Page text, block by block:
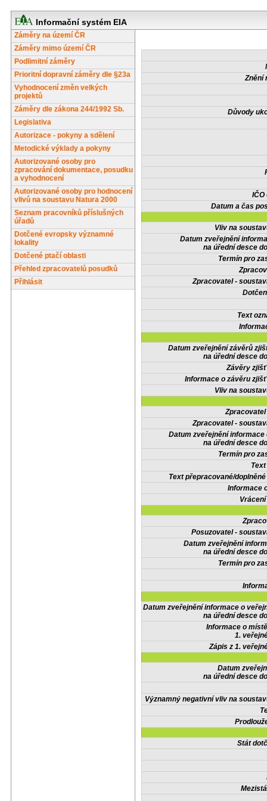
Informační systém EIA
Záměry na území ČR
Záměry mimo území ČR
Podlimitní záměry
Prioritní dopravní záměry dle §23a
Vyhodnocení změn velkých
projektů
Záměry dle zákona 244/1992 Sb.
Legislativa
Autorizace - pokyny a sdělení
Metodické výklady a pokyny
Autorizované osoby pro
zpracování dokumentace, posudku
a vyhodnocení
Autorizované osoby pro hodnocení
vlivů na soustavu Natura 2000
Seznam pracovníků příslušných
úřadů
Dotčené evropsky významné
lokality
Dotčené ptačí oblasti
Přehled zpracovatelů posudků
Přihlásit
Znění
Důvody
IČO
Datum a čas
Vliv na
Datum zveřejnění
na úřední desce
Termín pro
Zpracovatel -
Text
Datum zveřejnění závěrů
na úřední desce
Závěry
Informace o závěru
Vliv na
Zpracovatel -
Datum zveřejnění informace
na úřední desce
Termín pro
Text přepracované/
Informace
Posuzovatel -
Datum zveřejnění
na úřední desce
Termín pro
Datum zveřejnění informace o
na úřední desce
Informace o
1.
Zápis z 1.
Datum
na úřední desce
Významný negativní vliv na
Stát